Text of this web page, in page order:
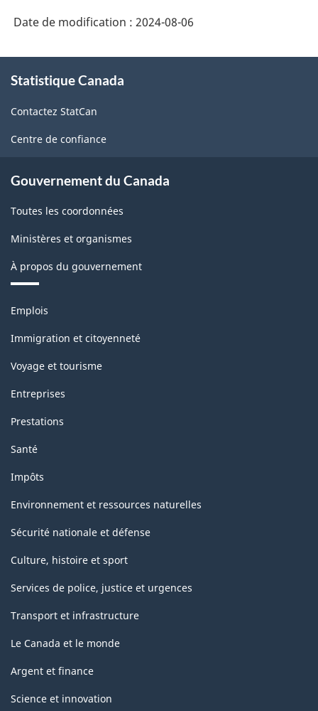
industries
l'Amérique
du
Nord
(SCIAN)
2022
-
Structure
la
classification
Date de modification : 2024-08-06
propos
ce
site
Statistique Canada
Contactez StatCan
Centre de confiance
Gouvernement du Canada
Toutes les coordonnées
Ministères et organismes
À propos du gouvernement
Thèmes
sujets
Emplois
Immigration et citoyenneté
Voyage et tourisme
Entreprises
Prestations
Santé
Impôts
Environnement et ressources naturelles
Sécurité nationale et défense
Culture, histoire et sport
Services de police, justice et urgences
Transport et infrastructure
Le Canada et le monde
Argent et finance
Science et innovation